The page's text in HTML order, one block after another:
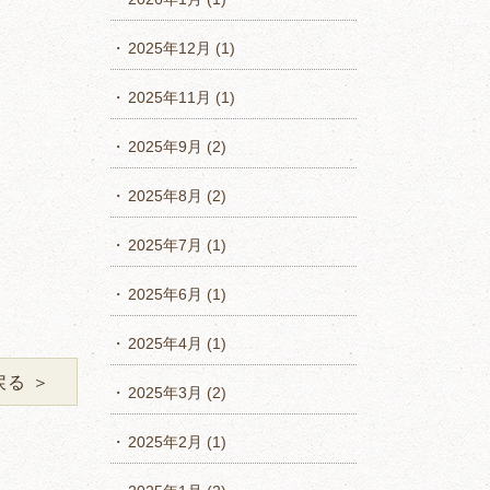
る ＞
2025年12月 (1)
2025年11月 (1)
2025年9月 (2)
2025年8月 (2)
2025年7月 (1)
2025年6月 (1)
2025年4月 (1)
2025年3月 (2)
2025年2月 (1)